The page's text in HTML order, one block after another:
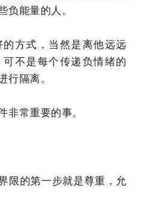
负能量的人。
方式，当然是离他远远
不是每个传递负情绪的
行隔离。
非常重要的事。
限的第一步就是尊重，允